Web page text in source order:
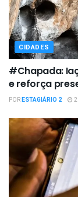
CIDADES
#Chapada:
e reforça
PORESTAGIÁRIO 2